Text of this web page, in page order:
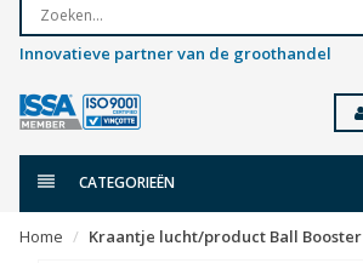
Innovatieve partner van de groothandel
CATEGORIEËN
Home Kraantje lucht/product Ball Booster